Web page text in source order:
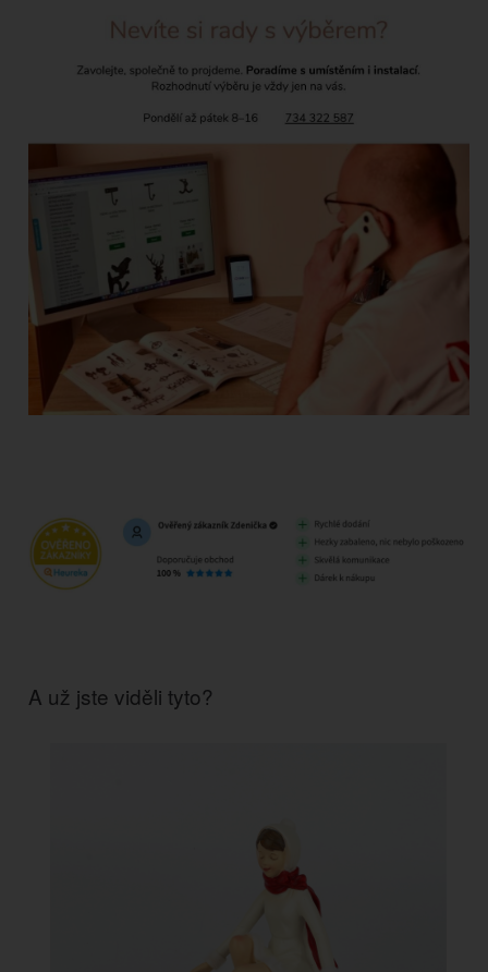
A už jste viděli tyto?